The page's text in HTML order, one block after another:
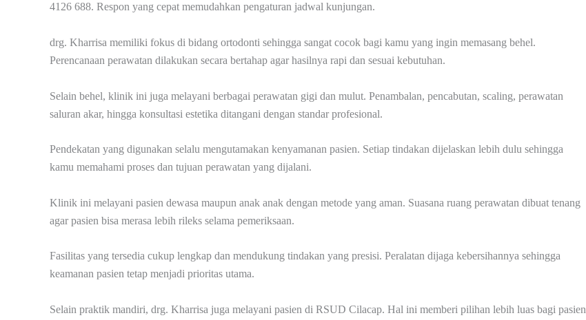
4126 688. Respon yang cepat memudahkan pengaturan jadwal kunjungan.
drg. Kharrisa memiliki fokus di bidang ortodonti sehingga sangat cocok bagi kamu yang ingin memasang behel.
Perencanaan perawatan dilakukan secara bertahap agar hasilnya rapi dan sesuai kebutuhan.
Selain behel, klinik ini juga melayani berbagai perawatan gigi dan mulut. Penambalan, pencabutan, scaling, perawatan
saluran akar, hingga konsultasi estetika ditangani dengan standar profesional.
Pendekatan yang digunakan selalu mengutamakan kenyamanan pasien. Setiap tindakan dijelaskan lebih dulu sehingga
kamu memahami proses dan tujuan perawatan yang dijalani.
Klinik ini melayani pasien dewasa maupun anak anak dengan metode yang aman. Suasana ruang perawatan dibuat tenang
agar pasien bisa merasa lebih rileks selama pemeriksaan.
Fasilitas yang tersedia cukup lengkap dan mendukung tindakan yang presisi. Peralatan dijaga kebersihannya sehingga
keamanan pasien tetap menjadi prioritas utama.
Selain praktik mandiri, drg. Kharrisa juga melayani pasien di RSUD Cilacap. Hal ini memberi pilihan lebih luas bagi pasien